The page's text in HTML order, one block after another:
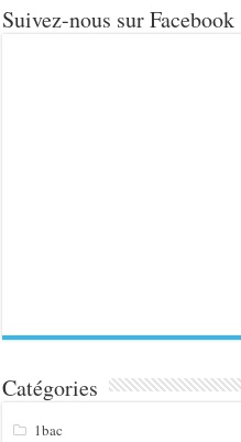
Suivez-nous sur Facebook
Catégories
1bac